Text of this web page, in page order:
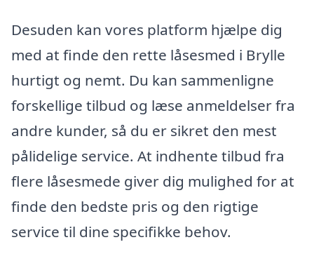
Desuden kan vores platform hjælpe dig
med at finde den rette låsesmed i Brylle
hurtigt og nemt. Du kan sammenligne
forskellige tilbud og læse anmeldelser fra
andre kunder, så du er sikret den mest
pålidelige service. At indhente tilbud fra
flere låsesmede giver dig mulighed for at
finde den bedste pris og den rigtige
service til dine specifikke behov.